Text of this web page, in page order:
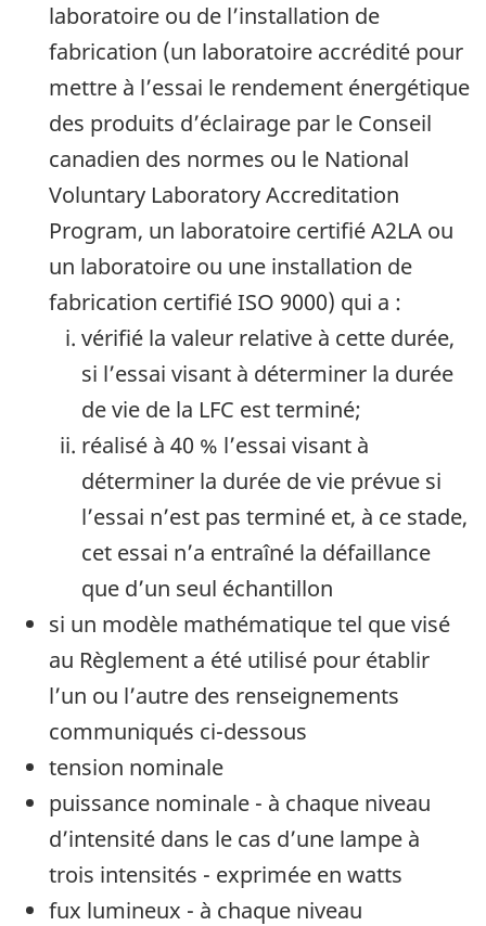
laboratoire ou de l’installation de
fabrication (un laboratoire accrédité pour
mettre à l’essai le rendement énergétique
des produits d’éclairage par le Conseil
canadien des normes ou le National
Voluntary Laboratory Accreditation
Program, un laboratoire certifié A2LA ou
un laboratoire ou une installation de
fabrication certifié ISO 9000) qui a :
vérifié la valeur relative à cette durée,
si l’essai visant à déterminer la durée
de vie de la LFC est terminé;
réalisé à 40 % l’essai visant à
déterminer la durée de vie prévue si
l’essai n’est pas terminé et, à ce stade,
cet essai n’a entraîné la défaillance
que d’un seul échantillon
si un modèle mathématique tel que visé
au Règlement a été utilisé pour établir
l’un ou l’autre des renseignements
communiqués ci-dessous
tension nominale
puissance nominale - à chaque niveau
d’intensité dans le cas d’une lampe à
trois intensités - exprimée en watts
fux lumineux - à chaque niveau